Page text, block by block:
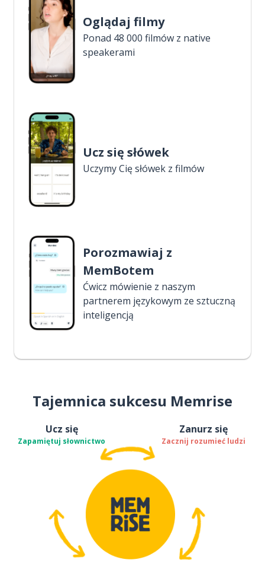
Oglądaj filmy
Ponad 48 000 filmów z native
speakerami
Ucz się słówek
Uczymy Cię słówek z filmów
Porozmawiaj z
MemBotem
Ćwicz mówienie z naszym
partnerem językowym ze sztuczną
inteligencją
Tajemnica sukcesu Memrise
Ucz się
Zapamiętuj słownictwo
Zanurz się
Zacznij rozumieć ludzi